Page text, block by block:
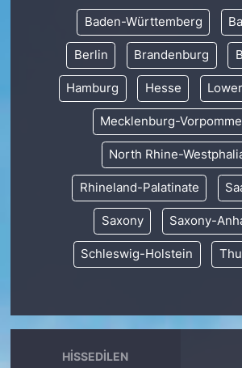
Baden-Württemberg
Berlin Brandenburg
Hamburg Hesse
Mecklenburg-
North Rhine-
Rhineland-Palatinate
Saxony Saxony-
Schleswig-Holstein
HISSEDILEN